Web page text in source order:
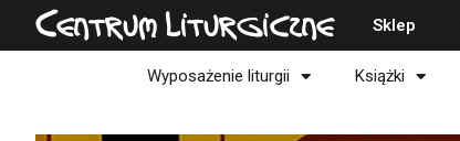
PrzejdźCentrum Liturgiczne Sklep
Wyposażenie liturgii Książki